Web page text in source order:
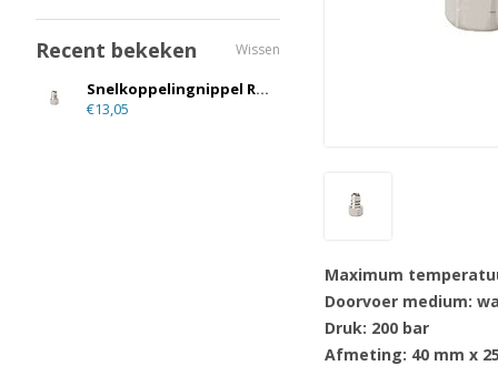
Maximum
Doorvoer medium:
Druk: 200 bar
Afmeting: 40 mm x
Recent bekeken Wissen
Snelkoppelingnippel RVS 316 3/8"F
€13,05